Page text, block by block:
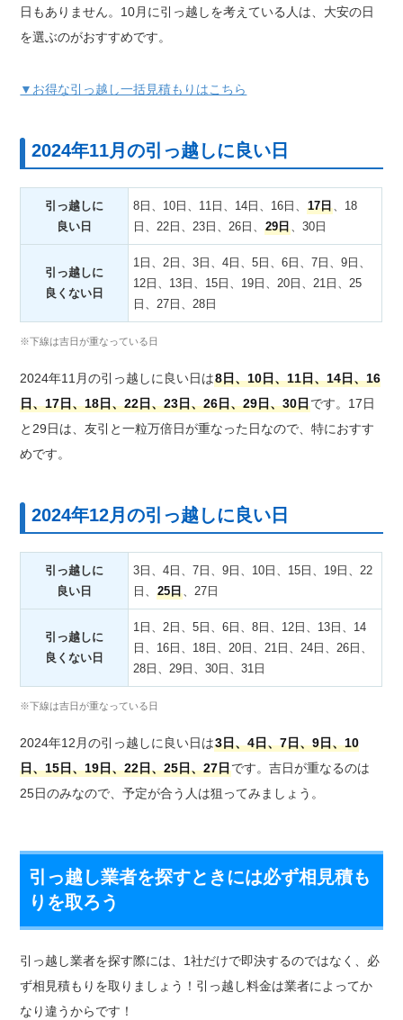
日もありません。10月に引っ越しを考えている人は、大安の日
を選ぶのがおすすめです。
▼お得な引っ越し一括見積もりはこちら
2024年11月の引っ越しに良い日
引っ越しに
良い日
8日、10日、11日、14日、16日、17日、18
日、22日、23日、26日、29日、30日
引っ越しに
良くない日
1日、2日、3日、4日、5日、6日、7日、9日、
12日、13日、15日、19日、20日、21日、25
日、27日、28日
※下線は吉日が重なっている日
2024年11月の引っ越しに良い日は8日、10日、11日、14日、16
日、17日、18日、22日、23日、26日、29日、30日です。17日
と29日は、友引と一粒万倍日が重なった日なので、特におすす
めです。
2024年12月の引っ越しに良い日
引っ越しに
良い日
3日、4日、7日、9日、10日、15日、19日、22
日、25日、27日
引っ越しに
良くない日
1日、2日、5日、6日、8日、12日、13日、14
日、16日、18日、20日、21日、24日、26日、
28日、29日、30日、31日
※下線は吉日が重なっている日
2024年12月の引っ越しに良い日は3日、4日、7日、9日、10
日、15日、19日、22日、25日、27日です。吉日が重なるのは
25日のみなので、予定が合う人は狙ってみましょう。
引っ越し業者を探すときには必ず相見積も
りを取ろう
引っ越し業者を探す際には、1社だけで即決するのではなく、必
ず相見積もりを取りましょう！引っ越し料金は業者によってか
なり違うからです！